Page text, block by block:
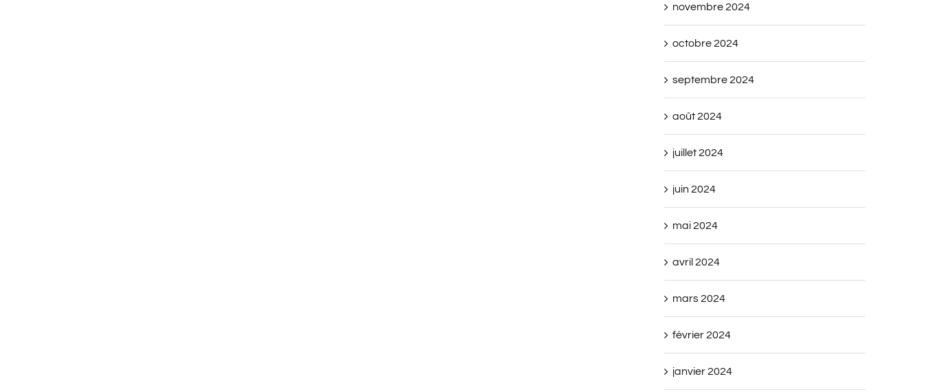
novembre 2024
octobre 2024
septembre 2024
août 2024
juillet 2024
juin 2024
mai 2024
avril 2024
mars 2024
février 2024
janvier 2024